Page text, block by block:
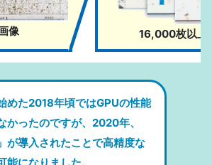
像 16,000枚以上!
めた2018年頃ではGPUの性能
かったのですが、2020年、
が導入されたことで高精度な